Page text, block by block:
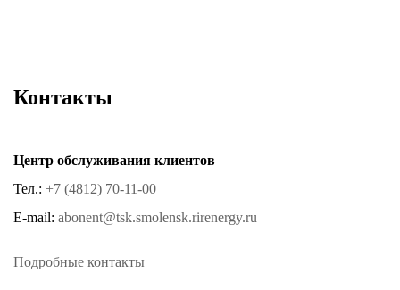
Контакты
Центр обслуживания клиентов
Тел.: +7 (4812) 70-11-00
E-mail: abonent@tsk.smolensk.rirenergy.ru
Подробные контакты